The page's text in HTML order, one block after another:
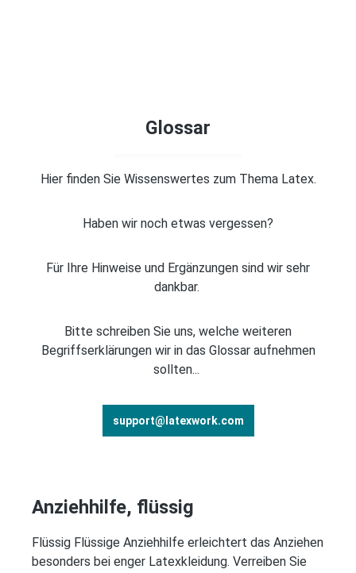
Glossar
Hier finden Sie Wissenswertes zum Thema Latex.
Haben wir noch etwas vergessen?
Für Ihre Hinweise und Ergänzungen sind wir sehr
dankbar.
Bitte schreiben Sie uns, welche weiteren
Begriffserklärungen wir in das Glossar aufnehmen
sollten...
support@latexwork.com
Anziehhilfe, flüssig
Flüssig Flüssige Anziehhilfe erleichtert das Anziehen
besonders bei enger Latexkleidung. Verreiben Sie